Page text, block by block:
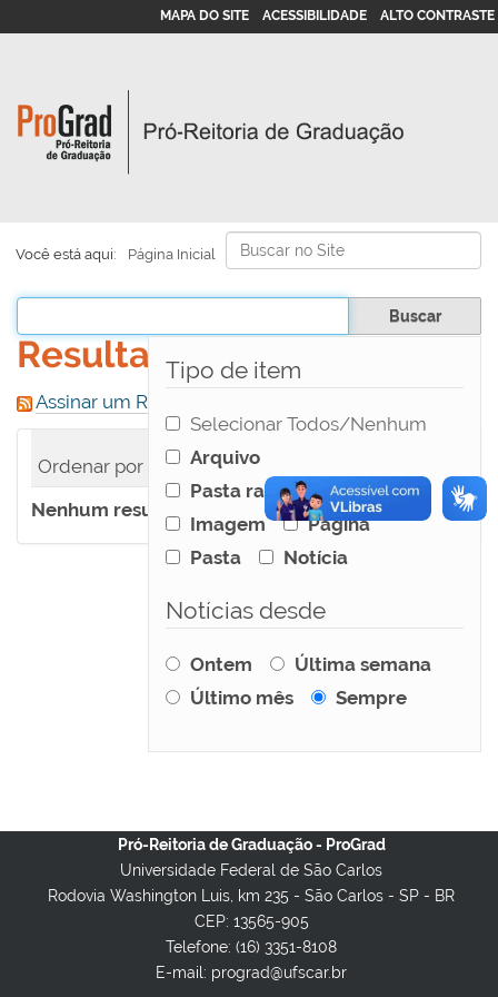
Busca
MAPA DO SITE ACESSIBILIDADE ALTO CONTRASTE
Você está aqui: Página Inicial
Filtrar os resultados
Tipo de item
Selecionar Todos/Nenhum
Arquivo
Pasta raiz do idioma
Imagem
Página
Pasta
Notícia
Notícias desde
Ontem
Última semana
Último mês
Sempre
Resultado da busca
Assinar um RSS sempre atualizado.
0itens atendem ao seu critério.
Ordenar por relevância
Nenhum resultado foi encontrado.
Pró-Reitoria de Graduação - ProGrad
Universidade Federal de São Carlos
Rodovia Washington Luis, km 235 - São Carlos - SP - BR
CEP: 13565-905
Telefone: (16) 3351-8108
E-mail: prograd@ufscar.br